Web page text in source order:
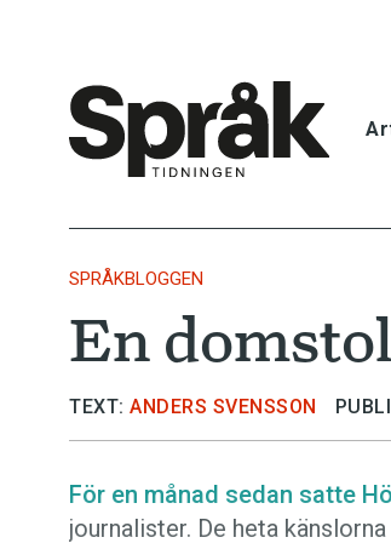
SPRÅKBLOGGEN
En
TEXT: ANDERS SVENSSON
För en månad sedan satte
journalister. De heta